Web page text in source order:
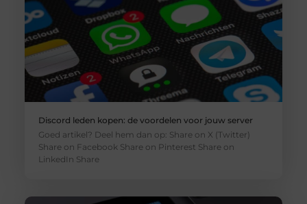
Discord leden kopen: de voordelen voor jouw server
Goed artikel? Deel hem dan op: Share on X (Twitter)
Share on Facebook Share on Pinterest Share on
LinkedIn Share